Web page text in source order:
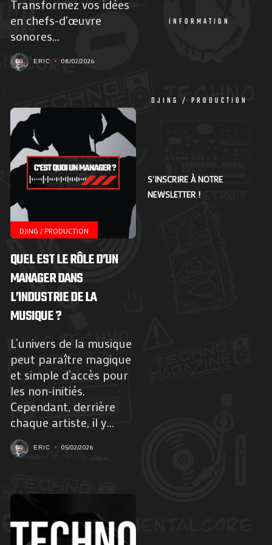
Transformez vos idées
en chefs-d'œuvre
sonores...
ERIC 08/02/2026
DJING / PRODUCTION
QUEL EST LE RÔLE D’UN
MANAGER DANS
L’INDUSTRIE DE LA
MUSIQUE ?
L’univers de la musique
peut paraître magique
et simple d’accès pour
les non-initiés.
Cependant, derrière
chaque artiste, il y...
ERIC 05/02/2026
INFORMATION
DJING / PRODUCTION
S'INSCRIRE À NOTRE
NEWSLETTER !